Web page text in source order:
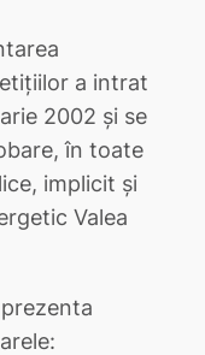
a intrat
2002 şi se
în toate
implicit şi
Valea